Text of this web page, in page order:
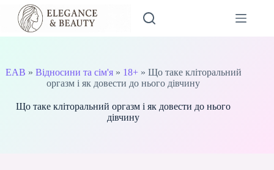
Перейти
вмісту
EAB » Відносини та сім'я» 18+» Що таке кліторальний
оргазм і як довести до нього дівчину
Що таке кліторальний оргазм і як довести до нього
дівчину